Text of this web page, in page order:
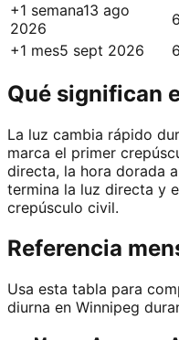
+1 semana13 ago
2026
+1 mes5 sept 2026
Qué significan
La luz cambia rápido
marca el primer
directa, la hora dorada
termina la luz directa y
crepúsculo civil.
Referencia
Usa esta tabla para
diurna en Winnipeg